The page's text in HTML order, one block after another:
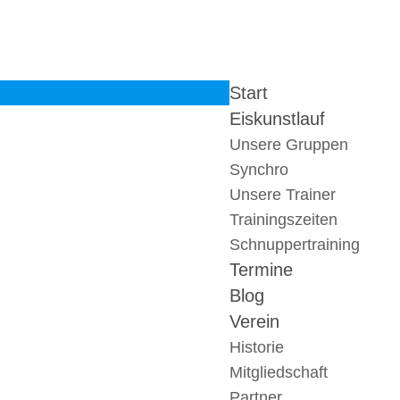
Start
Eiskunstlauf
Unsere Gruppen
Synchro
Unsere Trainer
Trainingszeiten
Schnuppertraining
Termine
Blog
Verein
Historie
Mitgliedschaft